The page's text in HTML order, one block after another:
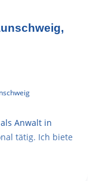
Anwalt in
tätig. Ich biete